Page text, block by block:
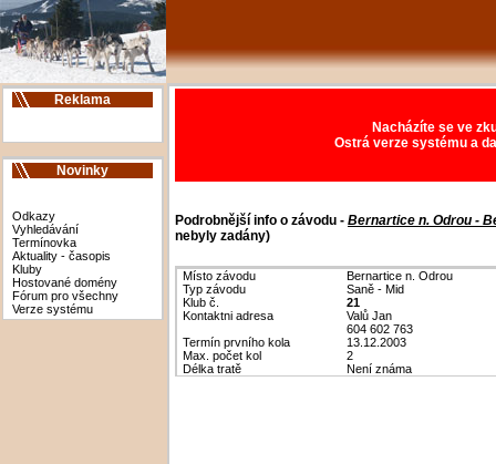
Reklama
Novinky
Odkazy
Vyhledávání
Termínovka
Aktuality - časopis
Kluby
Hostované domény
Fórum pro všechny
Verze systému
Nacházíte se ve
Ostrá verze systému a
Podrobnější info o závodu - Bernartice n. Odrou -
nebyly zadány)
Místo závodu
Bernartice n. Odrou
Typ závodu
Saně - Mid
Klub č.
21
Kontaktni adresa
Valů Jan
604 602 763
Termín prvního kola
13.12.2003
Max. počet kol
2
Délka tratě
Není známa